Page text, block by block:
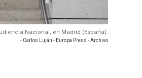
Nacional, en Madrid (España).
- Carlos Luján - Europa Press - Archivo